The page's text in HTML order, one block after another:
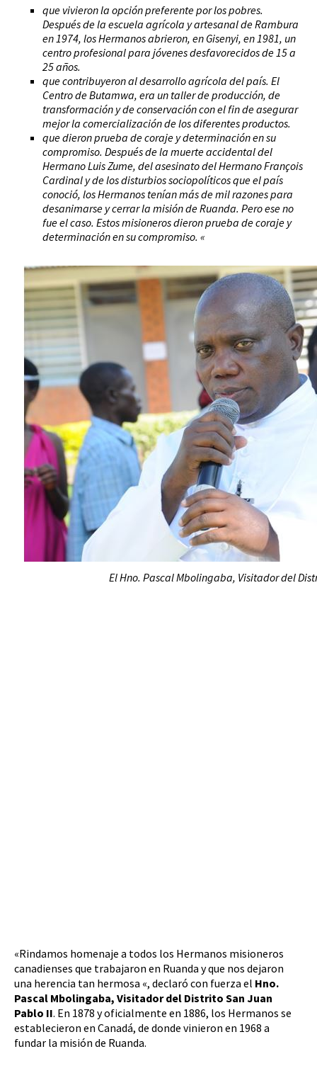
que vivieron la opción preferente por los pobres.
Después de la escuela agrícola y artesanal de Rambura
en 1974, los Hermanos abrieron, en Gisenyi, en 1981, un
centro profesional para jóvenes desfavorecidos de 15 a
25 años.
que contribuyeron al desarrollo agrícola del país. El
Centro de Butamwa, era un taller de producción, de
transformación y de conservación con el fin de asegurar
mejor la comercialización de los diferentes productos.
que dieron prueba de coraje y determinación en su
compromiso. Después de la muerte accidental del
Hermano Luis Zume, del asesinato del Hermano François
Cardinal y de los disturbios sociopolíticos que el país
conoció, los Hermanos tenían más de mil razones para
desanimarse y cerrar la misión de Ruanda. Pero ese no
fue el caso. Estos misioneros dieron prueba de coraje y
determinación en su compromiso. «
El Hno. Pascal Mbolingaba, Visitador del
«Rindamos homenaje a todos los Hermanos misioneros
canadienses que trabajaron en Ruanda y que nos dejaron
una herencia tan hermosa «, declaró con fuerza el Hno.
Pascal Mbolingaba, Visitador del Distrito San Juan
Pablo II. En 1878 y oficialmente en 1886, los Hermanos se
establecieron en Canadá, de donde vinieron en 1968 a
fundar la misión de Ruanda.